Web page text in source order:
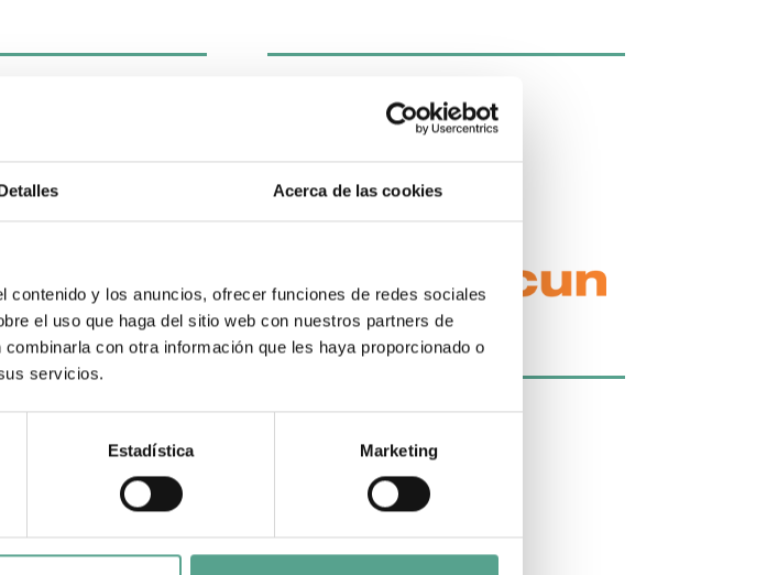
Acerca de las cookies
y los anuncios, ofrecer funciones de redes sociales
el uso que haga del sitio web con nuestros partners de
con otra información que les haya proporcionado o
servicios.
Estadística Marketing
MIP AFRICA
MIP CANCUN